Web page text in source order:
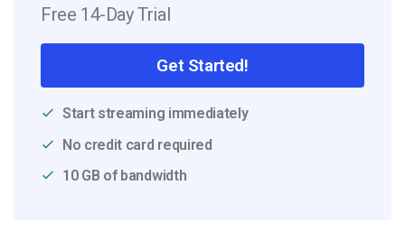
Free 14-Day Trial
Get Started!
Start streaming immediately
No credit card required
10 GB of bandwidth